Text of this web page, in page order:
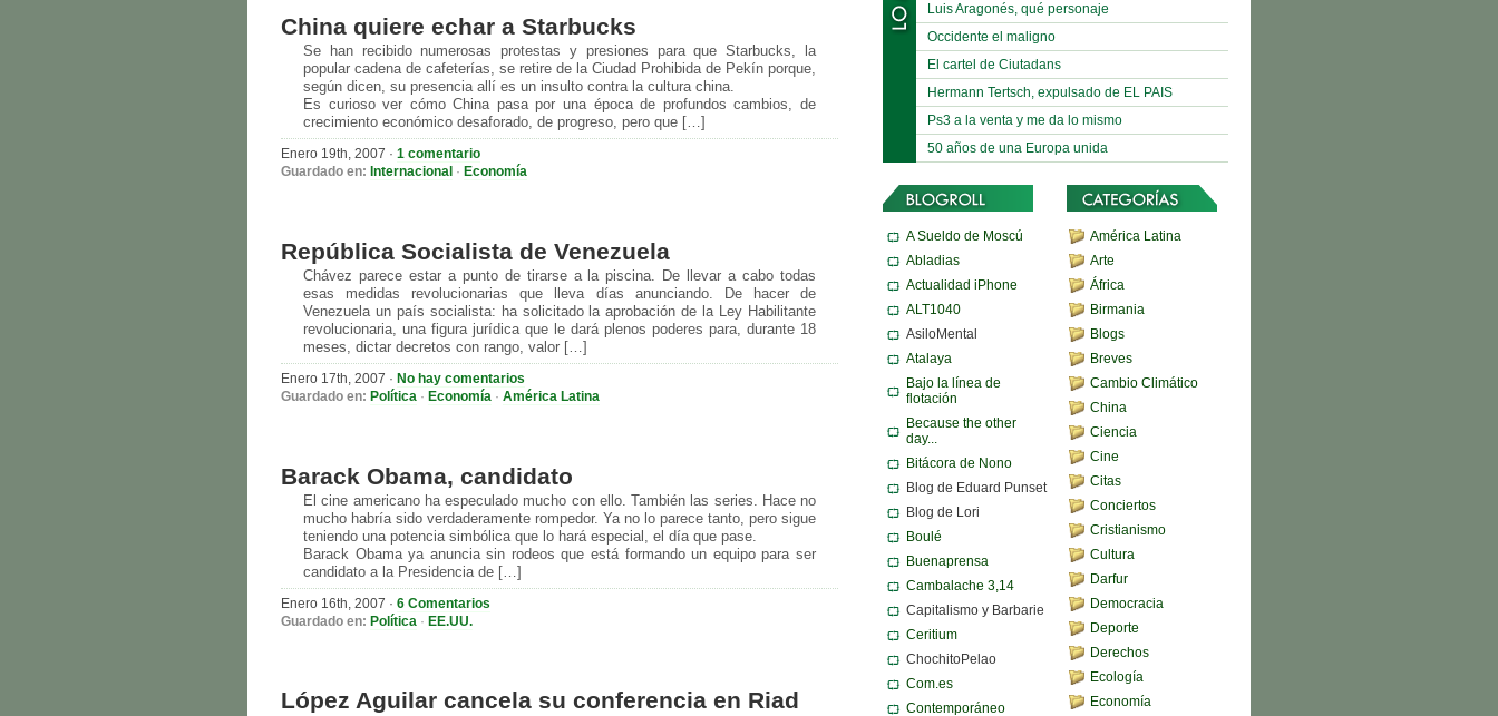
China quiere echar a Starbucks
Se han recibido numerosas protestas y presiones para que Starbucks, la
popular cadena de cafeterías, se retire de la Ciudad Prohibida de Pekín porque,
según dicen, su presencia allí es un insulto contra la cultura china.
Es curioso ver cómo China pasa por una época de profundos cambios, de
crecimiento económico desaforado, de progreso, pero que […]
Enero 19th, 2007 · 1 comentario
Guardado en: Internacional · Economía
República Socialista de Venezuela
Chávez parece estar a punto de tirarse a la piscina. De llevar a cabo todas
esas medidas revolucionarias que lleva días anunciando. De hacer de
Venezuela un país socialista: ha solicitado la aprobación de la Ley Habilitante
revolucionaria, una figura jurídica que le dará plenos poderes para, durante 18
meses, dictar decretos con rango, valor […]
Enero 17th, 2007 · No hay comentarios
Guardado en: Política · Economía · América Latina
Barack Obama, candidato
El cine americano ha especulado mucho con ello. También las series. Hace no
mucho habría sido verdaderamente rompedor. Ya no lo parece tanto, pero sigue
teniendo una potencia simbólica que lo hará especial, el día que pase.
Barack Obama ya anuncia sin rodeos que está formando un equipo para ser
candidato a la Presidencia de […]
Enero 16th, 2007 · 6 Comentarios
Guardado en: Política · EE.UU.
López Aguilar cancela su conferencia en Riad
Luis Aragonés, qué personaje
Occidente el maligno
El cartel de Ciutadans
Hermann Tertsch, expulsado de EL PAIS
Ps3 a la venta y me da lo mismo
50 años de una Europa unida
A Sueldo de Moscú
Abladias
Actualidad iPhone
ALT1040
AsiloMental
Atalaya
Bajo la línea de
flotación
Because the other
day...
Bitácora de Nono
Blog de Eduard Punset
Blog de Lori
Boulé
Buenaprensa
Cambalache 3,14
Capitalismo y Barbarie
Ceritium
ChochitoPelao
Com.es
Contemporáneo
América Latina
Arte
África
Birmania
Blogs
Breves
Cambio Climático
China
Ciencia
Cine
Citas
Conciertos
Cristianismo
Cultura
Darfur
Democracia
Deporte
Derechos
Ecología
Economía